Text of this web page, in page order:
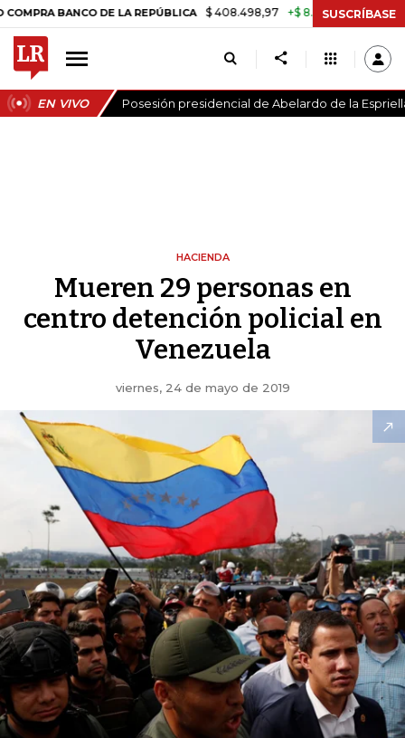
BANCO DE LA REPÚBLICA $ 408.498,97 +$ 8.753,81 +2,19% TASA
SUSCRÍBASE
EN VIVO Posesión presidencial de Abelardo de la
HACIENDA
Mueren 29 personas en
centro detención policial en
Venezuela
viernes, 24 de mayo de 2019